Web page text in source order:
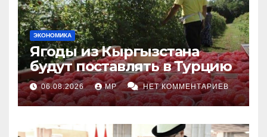
ЭКОНОМИКА
Ягоды из Кыргызстана
будут поставлять в Турцию
06.08.2026 MP НЕТ КОММЕНТАРИЕВ